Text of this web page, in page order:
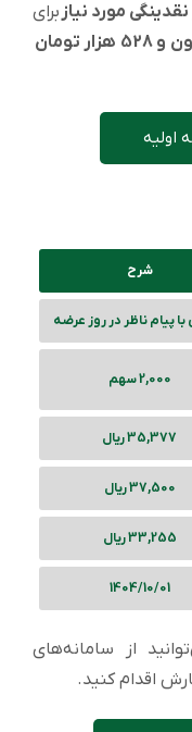
مورد نیازبرای
اولیه
شرح
پیام ناظر در روز عرضه
2,000 سهم
35,377 ریال
37,500 ریال
33,255 ریال
1404/10/01
از سامانه‌های
اقدام کنید.